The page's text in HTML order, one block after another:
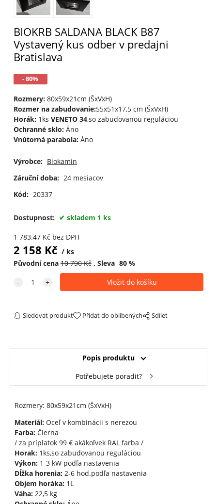
BIOKRB SALDANA BLACK B87
Vystavený kus odber v predajni
Bratislava
- 80%
Rozmery:80x59x21cm (ŠxVxH)
Rozmer na zabudovanie:55x51x17,5 cm (ŠxVxH)
Horák: 1ks VENETO 34,so zabudovanou reguláciou
Ochranné sklo:Áno
Vnútorná parabola:Áno
Výrobce: Biokamin
Záruční doba: 24 mesiacov
Kód: 20337
Dostupnost: skladem 1 ks
1 783.47Kč bez DPH
2 158 Kč
ks
Původní cena 10 790Kč Sleva 80%
Sledovat produkt Přidat do oblíbených Sdílet
Popis produktu
Potřebujete poradit?
Rozmery: 80x59x21cm (ŠxVxH)
Materiál:Oceľ v kombinácii s nerezou
Farba: Čierna
/ za príplatok 99 € akákoľvek RAL farba /
Horak: 1ks,so zabudovanou reguláciou
Výkon: 1-3 kW podľa nastavenia
Dĺžka horenia:2-6 hod.podľa nastavenia
Objem horáka:1L
Váha:22,5 kg